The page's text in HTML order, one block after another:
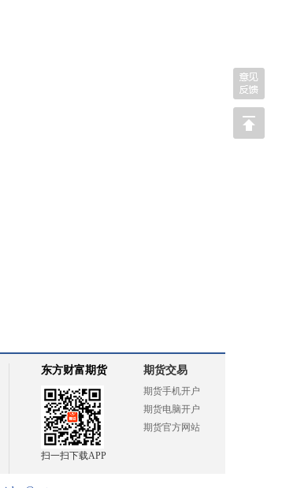
东方财富期货
扫一扫下载APP
期货交易
期货手机开户
期货电脑开户
期货官方网站